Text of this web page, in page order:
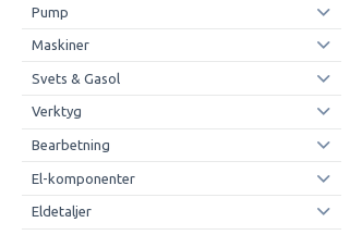
Pump
Maskiner
Svets & Gasol
Verktyg
Bearbetning
El-komponenter
Eldetaljer